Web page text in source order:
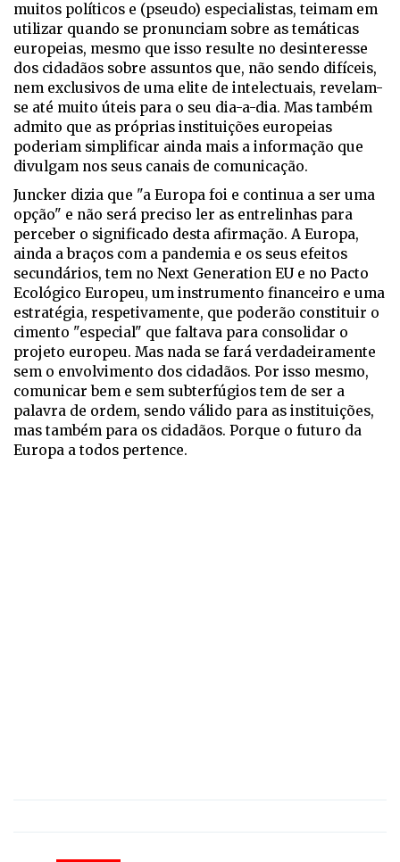
muitos políticos e (pseudo) especialistas, teimam em
utilizar quando se pronunciam sobre as temáticas
europeias, mesmo que isso resulte no desinteresse
dos cidadãos sobre assuntos que, não sendo difíceis,
nem exclusivos de uma elite de intelectuais, revelam-
se até muito úteis para o seu dia-a-dia. Mas também
admito que as próprias instituições europeias
poderiam simplificar ainda mais a informação que
divulgam nos seus canais de comunicação.
Juncker dizia que "a Europa foi e continua a ser uma
opção" e não será preciso ler as entrelinhas para
perceber o significado desta afirmação. A Europa,
ainda a braços com a pandemia e os seus efeitos
secundários, tem no Next Generation EU e no Pacto
Ecológico Europeu, um instrumento financeiro e uma
estratégia, respetivamente, que poderão constituir o
cimento "especial" que faltava para consolidar o
projeto europeu. Mas nada se fará verdadeiramente
sem o envolvimento dos cidadãos. Por isso mesmo,
comunicar bem e sem subterfúgios tem de ser a
palavra de ordem, sendo válido para as instituições,
mas também para os cidadãos. Porque o futuro da
Europa a todos pertence.